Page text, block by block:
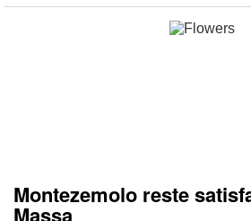
Montezemolo reste
Massa